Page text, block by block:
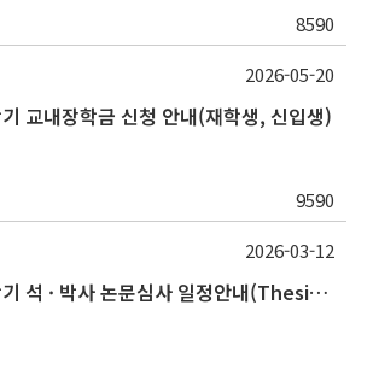
8590
교내장학금 신청 안내(재학생, 신입생)
9590
2026-05-20
2026학년도 1학기 석 · 박사 논문심사 일정안내(Thesis Defense Schedules)
2026-03-12